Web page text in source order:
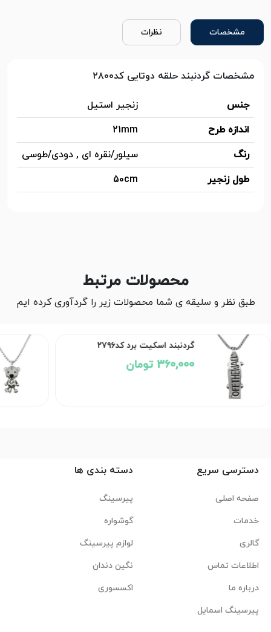
مشخصات نظرات
مشخصات گردنبند حلقه دوتایی کد۲۸۰۰
جنس
زنجیر استیل
اندازه طرح
21mm
رنگ
سیلور/نقره ای , دودی/طوسی
طول زنجیر
50cm
محصولات مرتبط
طبق نظر و سلیقه ی شما محصولات زیر را گردآوری کرده ایم
گردنبند ببر نگین دار کد۲۷۹۵
دسترسی سریع
صفحه اصلی
خدمات
گالری
اطلاعات تماس
درباره ما
پیرسینگ اسمایل
دسته بندی ها
پیرسینگ
گوشواره
لوازم پیرسینگ
نگین دندان
اکسسوری